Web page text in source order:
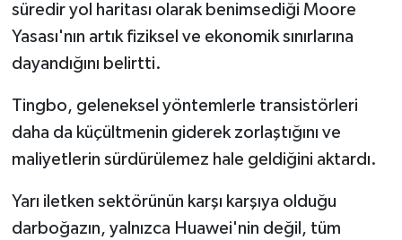
süredir yol haritası olarak benimsediği Moore
Yasası'nın artık fiziksel ve ekonomik sınırlarına
dayandığını belirtti.
Tingbo, geleneksel yöntemlerle transistörleri
daha da küçültmenin giderek zorlaştığını ve
maliyetlerin sürdürülemez hale geldiğini aktardı.
Yarı iletken sektörünün karşı karşıya olduğu
darboğazın, yalnızca Huawei'nin değil, tüm